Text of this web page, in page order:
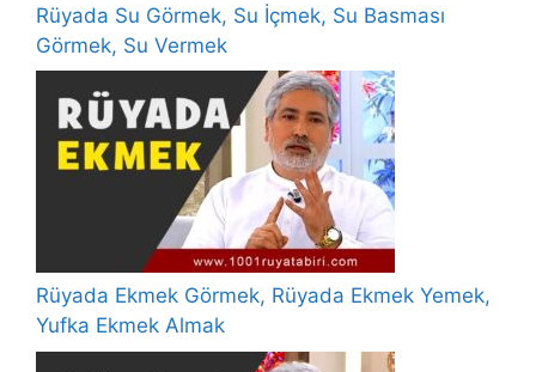
Rüyada Su Görmek, Su İçmek, Su Basması
Görmek, Su Vermek
Rüyada Ekmek Görmek, Rüyada Ekmek Yemek,
Yufka Ekmek Almak